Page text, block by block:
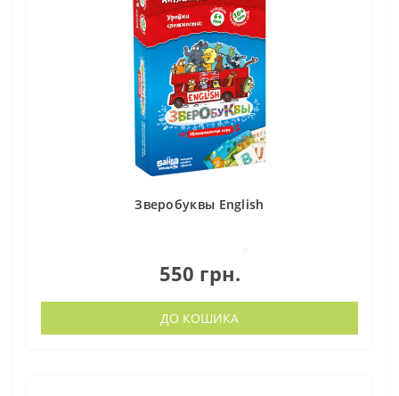
Зверобуквы English
550 грн.
ДО КОШИКА